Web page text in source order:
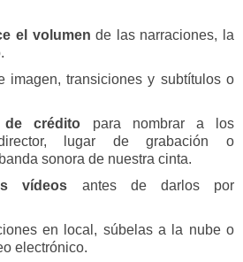
el volumen de las narraciones, la
imagen, transiciones y subtítulos o
crédito para nombrar a los
director, lugar de grabación o
sonora de nuestra cinta.
vídeos antes de darlos por
en local, súbelas a la nube o
electrónico.